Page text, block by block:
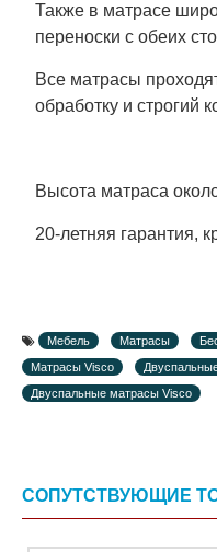
Также в матрасе
переноски с обеих
Все матрасы
обработку и строгий
Высота матраса
20-летняя гарантия,
Мебель Матрасы
Матрасы Visco
Двуспальные матрасы Visco
СОПУТСТВУЮЩИЕ